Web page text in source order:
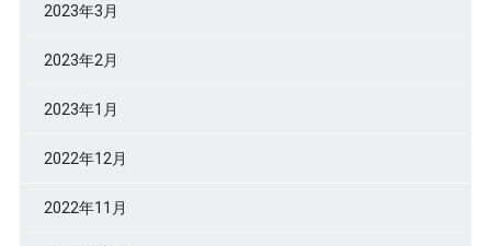
2023年3月
2023年2月
2023年1月
2022年12月
2022年11月